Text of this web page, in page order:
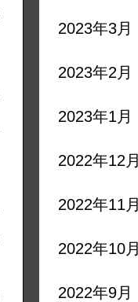
2023年3月
2023年2月
2023年1月
2022年12月
2022年11月
2022年10月
2022年9月